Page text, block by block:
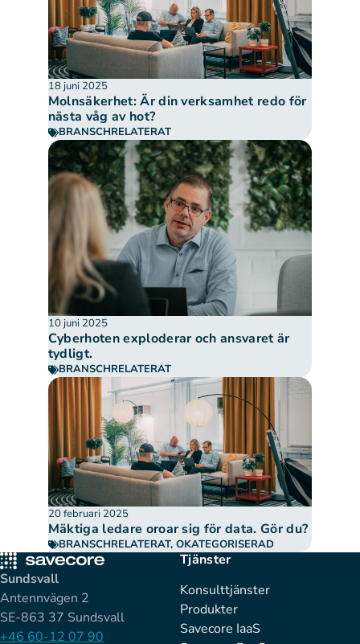
18 juni 2025
Molnsäkerhet: Är din verksamhet redo för
nästa våg av hot?
BRANSCHRELATERAT
10 juni 2025
Cyberhoten exploderar och ansvaret är
tydligt.
BRANSCHRELATERAT
20 februari 2025
Mäktiga ledare oroar sig för data. Gör du?
BRANSCHRELATERAT, OKATEGORISERAD
Sundsvall
Antennvägen 2
SE-863 37 Sundsvall
+46 60-12 07 90
Tjänster
Konsulttjänster
Produkter
Savecore IaaS